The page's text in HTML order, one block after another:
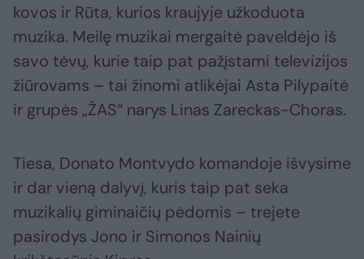
kovos ir Rūta, kurios kraujyje užkoduota
muzika. Meilę muzikai mergaitė paveldėjo iš
savo tėvų, kurie taip pat pažįstami televizijos
žiūrovams – tai žinomi atlikėjai Asta Pilypaitė
ir grupės „ŽAS“ narys Linas Zareckas-Choras.
Tiesa, Donato Montvydo komandoje išvysime
ir dar vieną dalyvį, kuris taip pat seka
muzikalių giminaičių pėdomis – trejete
pasirodys Jono ir Simonos Nainių